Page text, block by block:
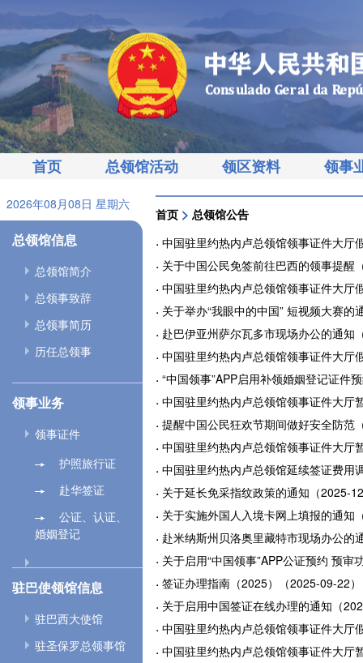
首页 总领馆活动 领区资料 领事
2026年08月08日 星期六
总领馆信息
总领馆简介
总领事致辞
总领事简历
历任总领事
领事业务
领事证件
护照旅行证
赴华签证
公证、认证、
婚姻登记
驻巴使领馆信息
驻巴西大使馆
驻圣保罗总领事馆
首页 > 总领馆公告
中国驻里约热内卢总领馆领事证件大
关于中国公民免签前往巴西的领事提醒
中国驻里约热内卢总领馆领事证件大
关于举办“我眼中的中国” 短视频大赛的
赴巴伊亚州萨尔瓦多市现场办公的通知
中国驻里约热内卢总领馆领事证件大
“中国领事”APP启用补领婚姻登记证件
中国驻里约热内卢总领馆领事证件大厅
提醒中国公民狂欢节期间做好安全防范
中国驻里约热内卢总领馆领事证件大厅
中国驻里约热内卢总领馆延续签证费用
关于延长免采指纹政策的通知（2025-
关于实施外国人入境卡网上填报的通知
赴米纳斯州贝洛奥里藏特市现场办公的
关于启用“中国领事”APP公证预约 预
签证办理指南（2025）（2025-09-22）
关于启用中国签证在线办理的通知（
中国驻里约热内卢总领馆领事证件大
中国驻里约热内卢总领馆领事证件大厅